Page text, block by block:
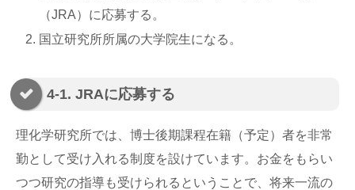
（JRA）に応募する。
国立研究所所属の大学院生になる。
4-1. JRAに応募する
理化学研究所では、博士後期課程在籍（予定）者を非常
勤として受け入れる制度を設けています。お金をもらい
つつ研究の指導も受けられるということで、将来一流の